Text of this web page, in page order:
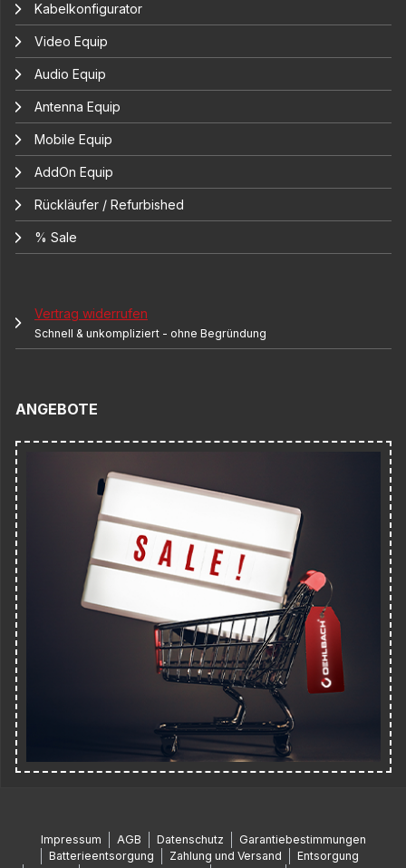
Kabelkonfigurator
Video Equip
Audio Equip
Antenna Equip
Mobile Equip
AddOn Equip
Rückläufer / Refurbished
% Sale
Vertrag widerrufen
Schnell & unkompliziert - ohne Begründung
ANGEBOTE
Impressum AGB Datenschutz
Garantiebestimmungen
Batterieentsorgung
Zahlung und Versand
Entsorgung